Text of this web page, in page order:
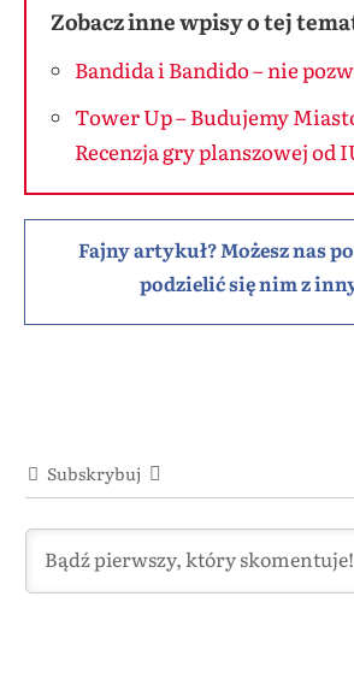
Zobacz inne wpisy o tej
Bandida i Bandido – nie
Tower Up – Budujemy
Recenzja gry planszowej od
Fajny artykuł? Możesz nas
podzielić się nim z
Subskrybuj